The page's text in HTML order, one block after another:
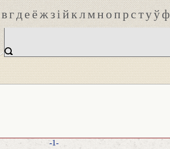
вгдеёжзійклмнопрстуўф
-1-